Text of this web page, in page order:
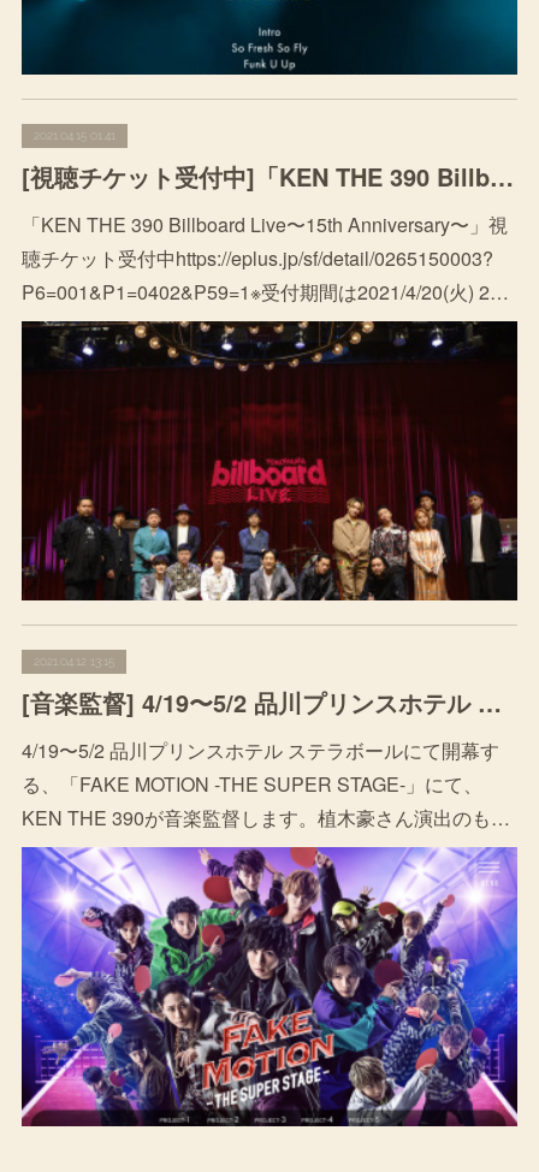
2021.04.15 01:41
[視聴チケット受付中]「KEN THE 390 Billboard Live〜15th Anniversary〜」
「KEN THE 390 Billboard Live〜15th Anniversary〜」視
聴チケット受付中https://eplus.jp/sf/detail/0265150003?
P6=001&P1=0402&P59=1※受付期間は2021/4/20(火) 2…
2021.04.12 13:15
[音楽監督] 4/19〜5/2 品川プリンスホテル ステラボール「FAKE MOTION -THE SUPER STAGE-」
4/19〜5/2 品川プリンスホテル ステラボールにて開幕す
る、「FAKE MOTION -THE SUPER STAGE-」にて、
KEN THE 390が音楽監督します。植木豪さん演出のも…